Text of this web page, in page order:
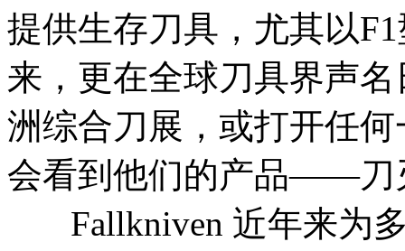
提供生存刀具，尤其以
来，更在全球刀具界声
洲综合刀展，或打开任
会看到他们的产品——刀
Fallkniven 近年来为多